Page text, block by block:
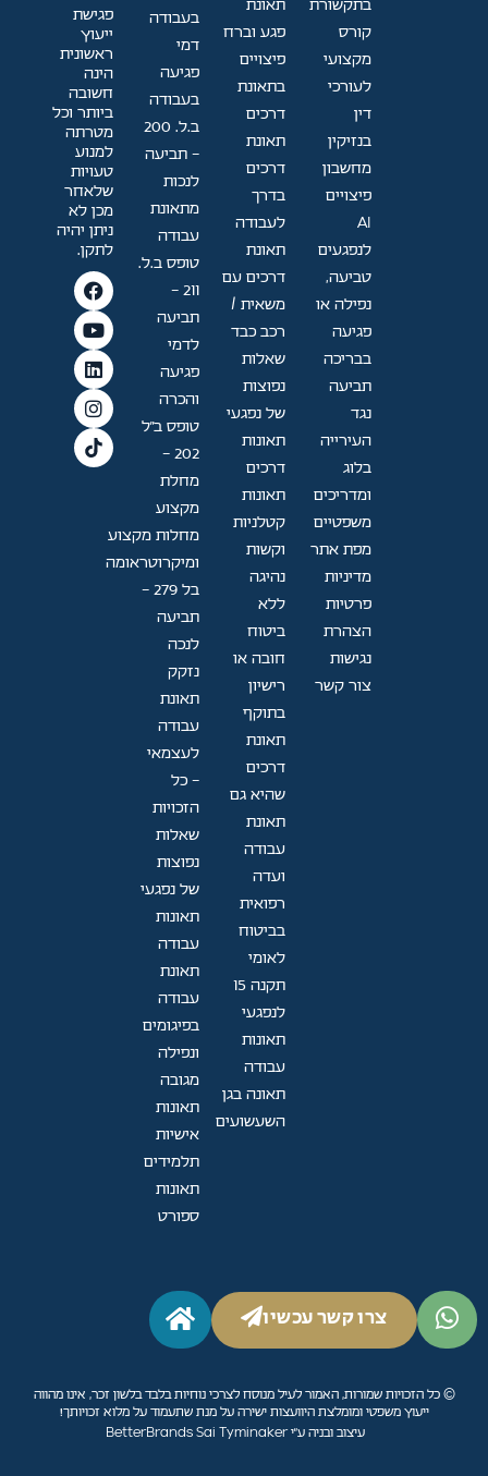
בתקשורת
קורס
מקצועי
לעורכי
דין
בנזיקין
מחשבון
פיצויים
AI
לנפגעים
טביעה,
נפילה או
פגיעה
בבריכה
תביעה
נגד
העירייה
בלוג
ומדריכים
משפטיים
מפת אתר
מדיניות
פרטיות
הצהרת
נגישות
צור קשר
תאונת
פגע וברח
פיצויים
בתאונת
דרכים
תאונת
דרכים
בדרך
לעבודה
תאונת
דרכים עם
משאית /
רכב כבד
שאלות
נפוצות
של נפגעי
תאונות
דרכים
תאונות
קטלניות
וקשות
נהיגה
ללא
ביטוח
חובה או
רישיון
בתוקף
תאונת
דרכים
שהיא גם
תאונת
עבודה
ועדה
רפואית
בביטוח
לאומי
תקנה 15
לנפגעי
תאונות
עבודה
תאונה בגן
השעשועים
בעבודה
דמי
פגיעה
בעבודה
ב.ל. 200
- תביעה
לנכות
מתאונת
עבודה
טופס ב.ל.
211 -
תביעה
לדמי
פגיעה
והכרה
טופס ב"ל
202 —
מחלת
מקצוע
מחלות מקצוע
ומיקרוטראומה
בל 279 -
תביעה
לנכה
נזקק
תאונת
עבודה
לעצמאי
- כל
הזכויות
שאלות
נפוצות
של נפגעי
תאונות
עבודה
תאונת
עבודה
בפיגומים
ונפילה
מגובה
תאונות
אישיות
תלמידים
תאונות
ספורט
פגישת
ייעוץ
ראשונית
הינה
חשובה
ביותר וכל
מטרתה
למנוע
טעויות
שלאחר
מכן לא
ניתן יהיה
לתקן.
צרו קשר עכשיו
© כל הזכויות שמורות, האמור לעיל מנוסח לצרכי נוחיות בלבד בלשון זכר, אינו מהווה
ייעוץ משפטי ומומלצת היוועצות ישירה על מנת שתעמוד על מלוא זכויותך!
עיצוב ובניה ע״י BetterBrands Sai Tyminaker